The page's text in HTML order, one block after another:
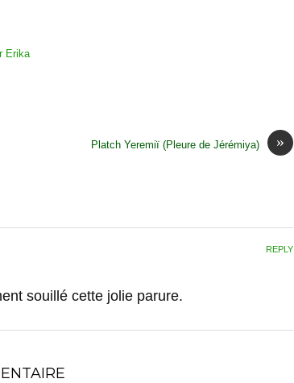
Erika
»
Platch Yeremiï (Pleure de Jérémiya)
souillé cette jolie parure.
REPLY